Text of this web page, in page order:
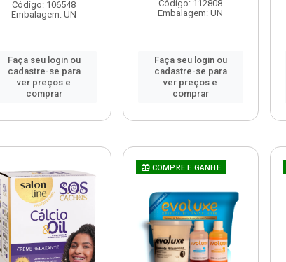
Código: 106548
Embalagem: UN
Faça seu login ou
cadastre-se para
ver preços e
comprar
Código: 112808
Embalagem: UN
Faça seu login ou
cadastre-se para
ver preços e
comprar
COMPRE E GANHE